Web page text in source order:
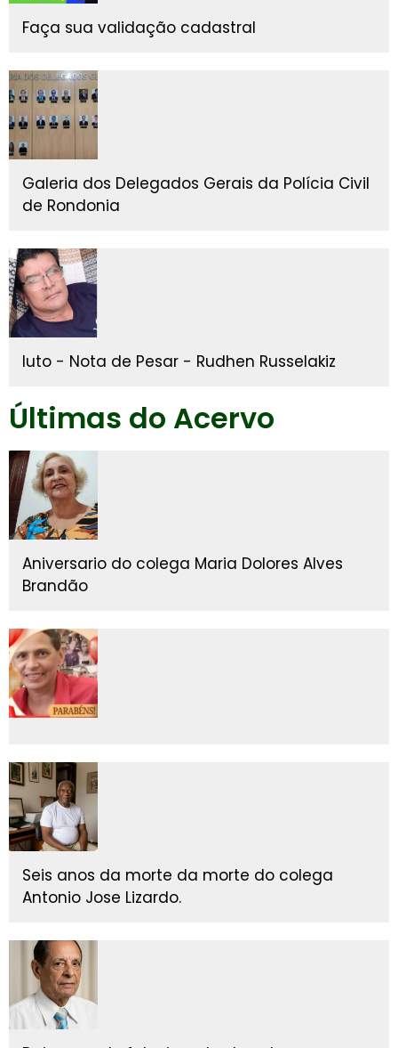
Faça sua validação cadastral
Galeria dos Delegados Gerais da Polícia Civil
de Rondonia
luto - Nota de Pesar - Rudhen Russelakiz
Últimas do Acervo
Aniversario do colega Maria Dolores Alves
Brandão
Seis anos da morte da morte do colega
Antonio Jose Lizardo.